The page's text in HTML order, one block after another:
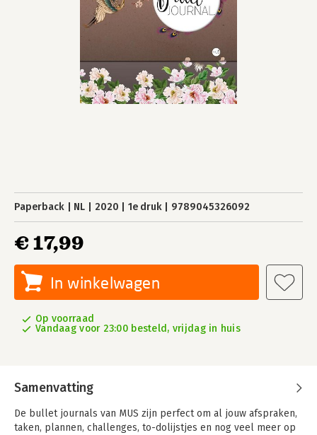
Paperback NL 2020 1e druk 9789045326092
€ 17,99
In winkelwagen
Op voorraad
Vandaag voor 23:00 besteld, vrijdag in huis
Samenvatting
De bullet journals van MUS zijn perfect om al jouw afspraken,
taken, plannen, challenges, to-dolijstjes en nog veel meer op